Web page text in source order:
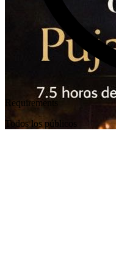
Requirements
Todos los públicos